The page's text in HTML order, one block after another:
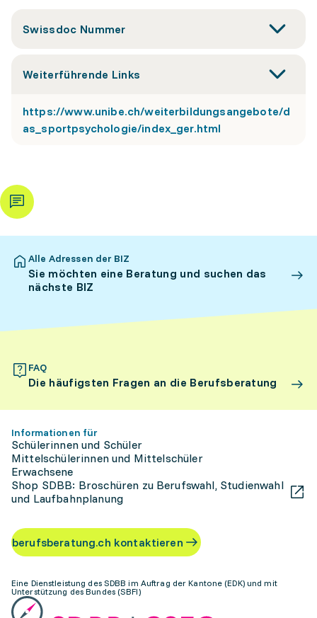
Swissdoc Nummer
Weiterführende Links
https://www.unibe.ch/weiterbildungsangebote/d
as_sportpsychologie/index_ger.html
Alle Adressen der BIZ
Sie möchten eine Beratung und suchen das
nächste BIZ
FAQ
Die häufigsten Fragen an die Berufsberatung
Informationen für
Schülerinnen und Schüler
Mittelschülerinnen und Mittelschüler
Erwachsene
Shop SDBB: Broschüren zu Berufswahl, Studienwahl
und Laufbahnplanung
berufsberatung.ch kontaktieren
Eine Dienstleistung des SDBB im Auftrag der Kantone (EDK) und mit
Unterstützung des Bundes (SBFI)